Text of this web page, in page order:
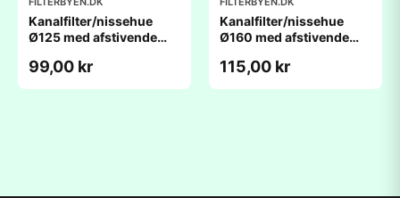
Kanalfilter/nissehue
Ø125 med afstivende
99,00 kr
Kanalfilter/nissehue
Ø160 med afstivende
115,00 kr